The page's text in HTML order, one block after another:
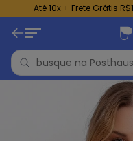
Até 10x + Frete Grátis